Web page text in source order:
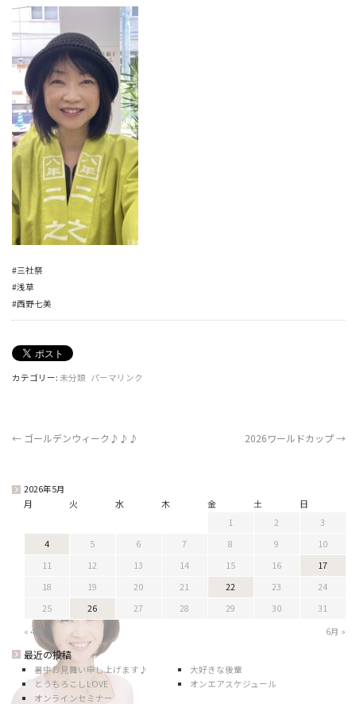
#三社祭
#浅草
#西野七美
カテゴリー: 未分類 パーマリンク
←ゴールデンウィーク♪♪♪ 2026ワールドカップ→
2026年5月
月 火 水 木 金 土 日
1 2
3
4
5 6 7 8 9
10
11
12 13 14 15 16
17
18
19 20 21 22 23
24
25
26 27 28 29 30
31
« 4月
6月 »
最近の投稿
暑中お見舞い申し上げます♪
大好きな後輩
とうもろこしLOVE
オンエアスケジュール
オンラインセミナー